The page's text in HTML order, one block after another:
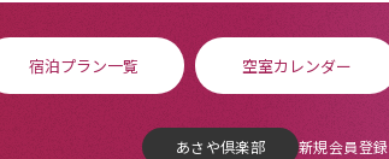
宿泊プラン一覧 空室カレンダー
あさや倶楽部 新規会員登録